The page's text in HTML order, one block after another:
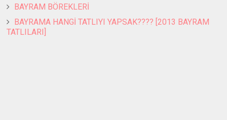
BAYRAM BÖREKLERİ
BAYRAMA HANGİ TATLIYI YAPSAK???? [2013 BAYRAM
TATLILARI]